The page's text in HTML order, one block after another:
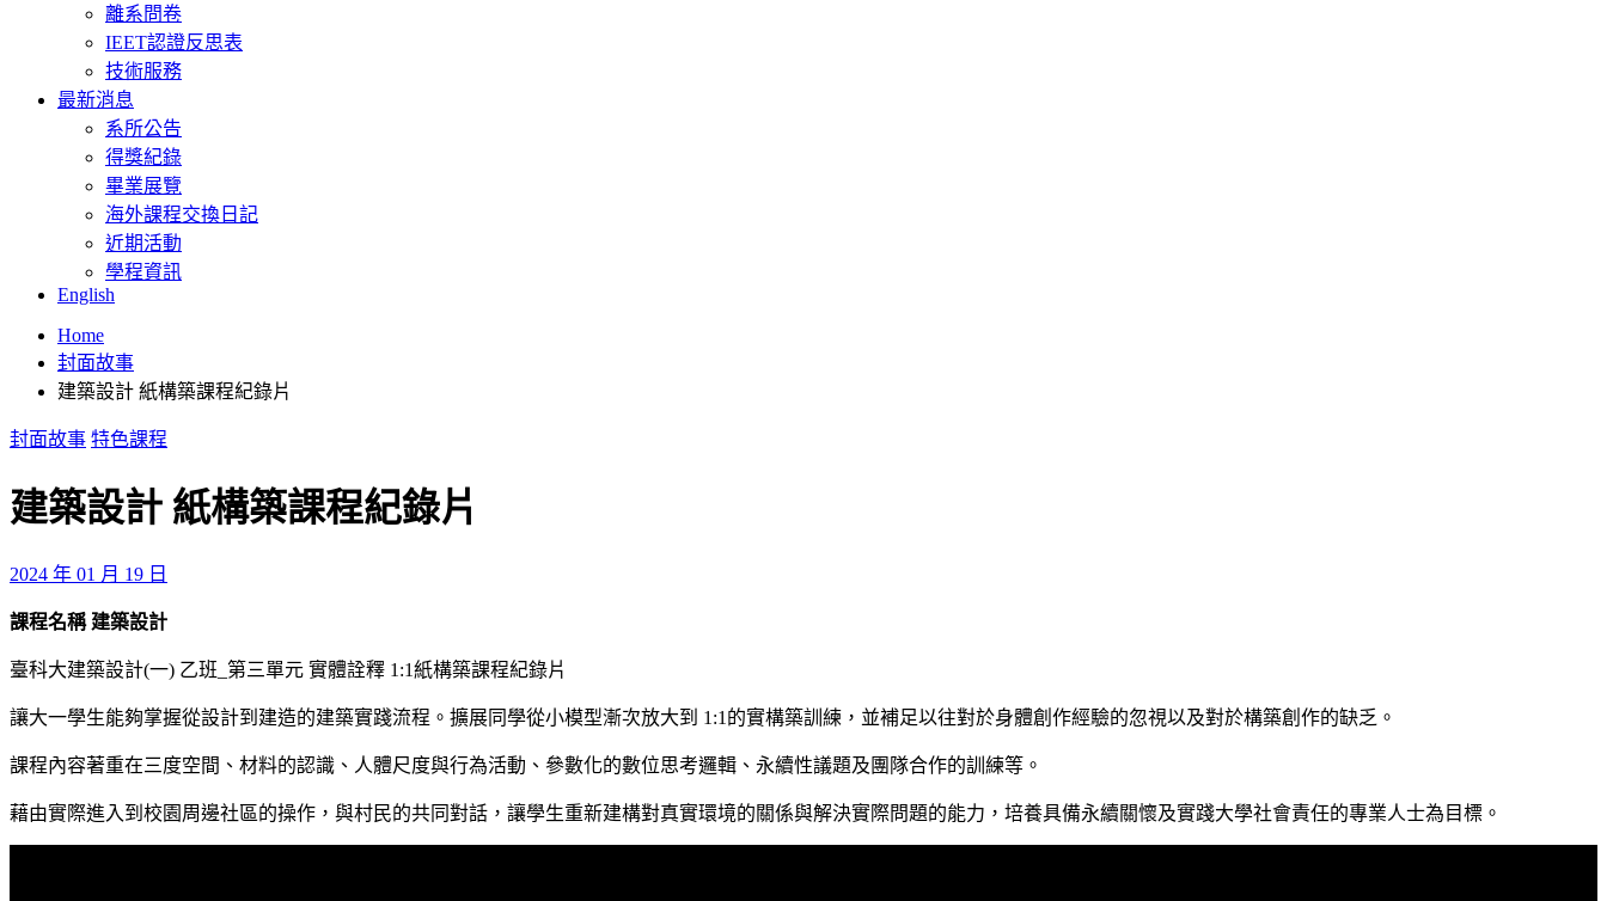
離系問卷
IEET認證反思表
技術服務
最新消息
系所公告
得獎紀錄
畢業展覽
海外課程交換日記
近期活動
學程資訊
English
Home
封面故事
建築設計 紙構築課程紀錄片
封面故事 特色課程
建築設計 紙構築課程紀錄片
2024 年 01 月 19 日
課程名稱 建築設計
臺科大建築設計(一) 乙班_第三單元 實體詮釋 1:1紙構築課程紀錄片
讓大一學生能夠掌握從設計到建造的建築實踐流程。擴展同學從小模型漸次放大到 1:1的實構築訓練，並補足以往對於身體創作經驗的忽視以及對於構築創作的缺乏。
課程內容著重在三度空間、材料的認識、人體尺度與行為活動、參數化的數位思考邏輯、永續性議題及團隊合作的訓練等。
藉由實際進入到校園周邊社區的操作，與村民的共同對話，讓學生重新建構對真實環境的關係與解決實際問題的能力，培養具備永續關懷及實踐大學社會責任的專業人士為目標。